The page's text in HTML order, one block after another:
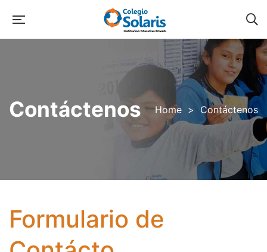
Contáctenos Home > Contáctenos
Formulario de